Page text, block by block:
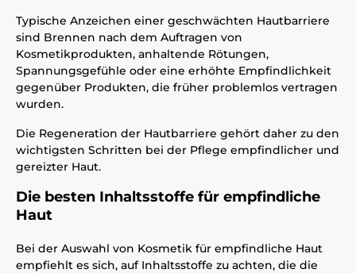
Typische Anzeichen einer geschwächten Hautbarriere
sind Brennen nach dem Auftragen von
Kosmetikprodukten, anhaltende Rötungen,
Spannungsgefühle oder eine erhöhte Empfindlichkeit
gegenüber Produkten, die früher problemlos vertragen
wurden.
Die Regeneration der Hautbarriere gehört daher zu den
wichtigsten Schritten bei der Pflege empfindlicher und
gereizter Haut.
Die besten Inhaltsstoffe für empfindliche
Haut
Bei der Auswahl von Kosmetik für empfindliche Haut
empfiehlt es sich, auf Inhaltsstoffe zu achten, die die